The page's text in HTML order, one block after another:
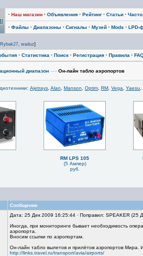
· Наш магазин · Объявления · Рейтинг · Статьи ·
· Файлы · Диапазоны · Сигналы · Музей · Mods · LPD-
Rybak27, waduz]
· Статистика · Поиск · Регистрация · Правила ·
диапазон —› Он-лайн табло аэропортов
: Ajetrays Alan Manson Optim RM Vega Yaesu
RM LPS 105
(5 Ампер)
руб.
Сообщение
Дата: 25 Дек 2009 16:25:44 · Поправил: SPEAKER (25
Иногда, при мониторинге бывает необходимость
аэропорта.
Вносим ссылки по аэропортам.
Он-лайн табло вылетов и прилётов аэропортов Мира.
http://links.travel.ru/transport/avia/airports/